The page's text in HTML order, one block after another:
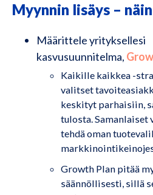
Myynnin lisäys –
Määrittele yrityksellesi
kasvusuunnitelma,
Kaikille kaikkea -
valitset
keskityt parhaisiin,
tulosta.
tehdä oman
Growth Plan pitää
säännöllisesti, sillä